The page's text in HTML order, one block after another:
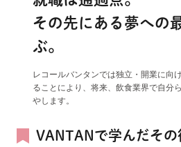
その先にある夢への
ぶ。
レコールバンタンでは独立・開業に向
ることにより、将来、飲食業界で自分
やします。
VANTANで学んだその